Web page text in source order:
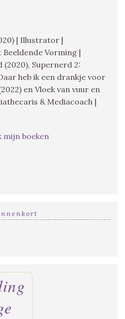
| Illustrator |
Vorming |
Supernerd 2:
heb ik een drankje voor
en Vloek van vuur en
& Mediacoach |
mijn boeken